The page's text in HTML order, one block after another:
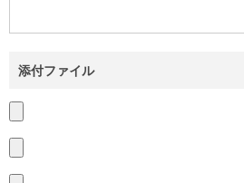
添付ファイル